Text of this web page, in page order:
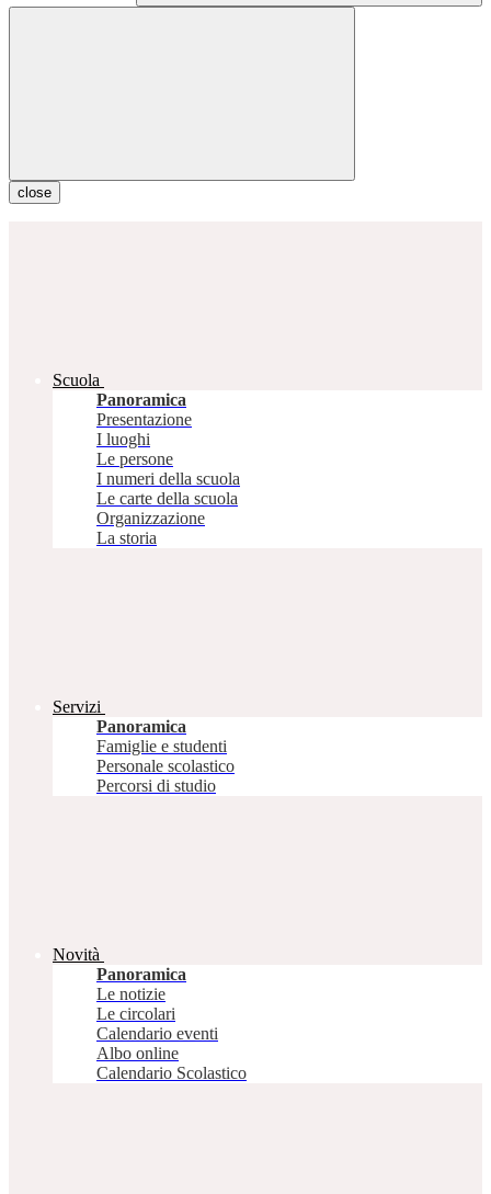
close
Scuola
Panoramica
Presentazione
I luoghi
Le persone
I numeri della scuola
Le carte della scuola
Organizzazione
La storia
Servizi
Panoramica
Famiglie e studenti
Personale scolastico
Percorsi di studio
Novità
Panoramica
Le notizie
Le circolari
Calendario eventi
Albo online
Calendario Scolastico